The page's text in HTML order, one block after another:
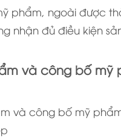
phẩm, ngoài được
nhận đủ điều kiện
và công bố mỹ
và công bố mỹ